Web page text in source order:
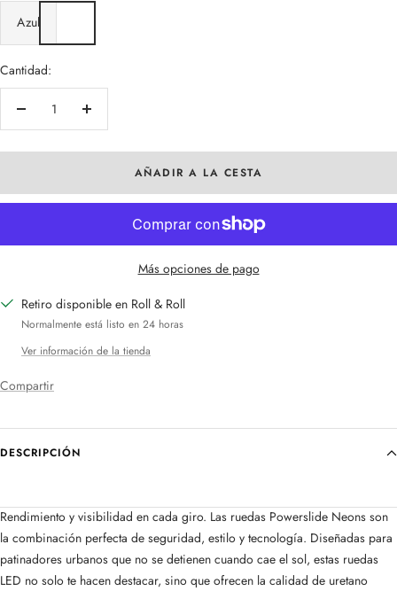
Azul
Cantidad:
Decrecer
Aumentar
AÑADIR A LA CESTA
Más opciones de pago
Retiro disponible en Roll & Roll
Normalmente está listo en 24 horas
Ver información de la tienda
Compartir
DESCRIPCIÓN
Rendimiento y visibilidad en cada giro. Las ruedas Powerslide Neons son
la combinación perfecta de seguridad, estilo y tecnología. Diseñadas para
patinadores urbanos que no se detienen cuando cae el sol, estas ruedas
LED no solo te hacen destacar, sino que ofrecen la calidad de uretano